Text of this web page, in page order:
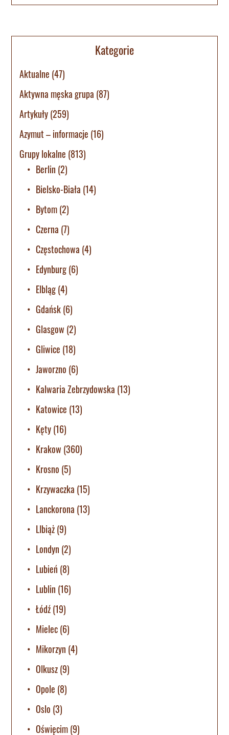
Kategorie
Aktualne (47)
Aktywna męska grupa (87)
Artykuły(259)
Azymut – informacje (16)
Grupy lokalne (813)
Berlin (2)
Bielsko-Biała (14)
Bytom(2)
Czerna (7)
Częstochowa (4)
Edynburg(6)
Elbląg(4)
Gdańsk(6)
Glasgow (2)
Gliwice (18)
Jaworzno (6)
Kalwaria Zebrzydowska (13)
Katowice (13)
Kęty(16)
Krakow (360)
Krosno (5)
Krzywaczka (15)
Lanckorona (13)
LIbiąż(9)
Londyn (2)
Lubień (8)
Lublin (16)
Łódź(19)
Mielec(6)
Mikorzyn (4)
Olkusz(9)
Opole (8)
Oslo (3)
Oświęcim(9)